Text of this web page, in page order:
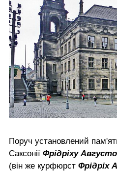
Поруч установлений
Саксонії Фрідріху
(він же курфюрст Фрідріх